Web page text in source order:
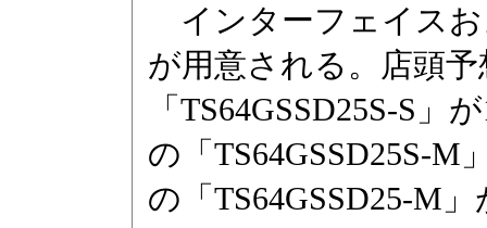
インターフェイスお
が用意される。店頭
「TS64GSSD25S-S」
の「TS64GSSD25S-M
の「TS64GSSD25-M